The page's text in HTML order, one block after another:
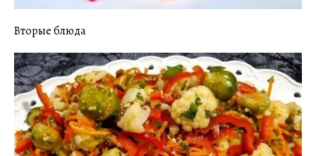
Вторые блюда